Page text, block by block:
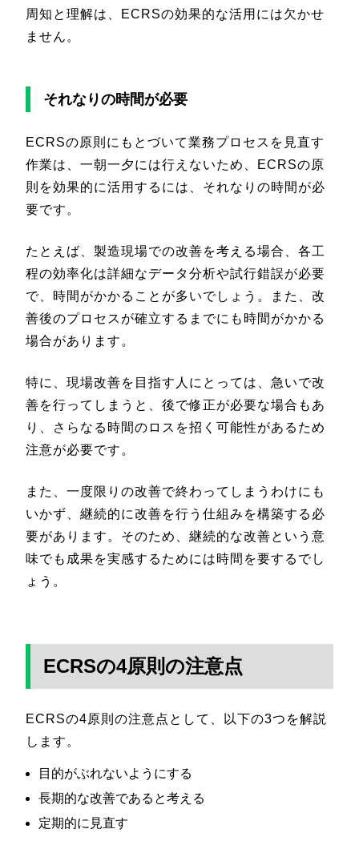
周知と理解は、ECRSの効果的な活用には欠かせ
ません。
それなりの時間が必要
ECRSの原則にもとづいて業務プロセスを見直す
作業は、一朝一夕には行えないため、ECRSの原
則を効果的に活用するには、それなりの時間が必
要です。
たとえば、製造現場での改善を考える場合、各工
程の効率化は詳細なデータ分析や試行錯誤が必要
で、時間がかかることが多いでしょう。また、改
善後のプロセスが確立するまでにも時間がかかる
場合があります。
特に、現場改善を目指す人にとっては、急いで改
善を行ってしまうと、後で修正が必要な場合もあ
り、さらなる時間のロスを招く可能性があるため
注意が必要です。
また、一度限りの改善で終わってしまうわけにも
いかず、継続的に改善を行う仕組みを構築する必
要があります。そのため、継続的な改善という意
味でも成果を実感するためには時間を要するでし
ょう。
ECRSの4原則の注意点
ECRSの4原則の注意点として、以下の3つを解説
します。
目的がぶれないようにする
長期的な改善であると考える
定期的に見直す